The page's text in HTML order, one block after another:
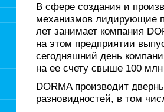
В сфере создания и
механизмов лидирующие
лет занимает компания
на этом предприятии
сегодняшний день
на ее счету свыше 100 млн
DORMA производит
разновидностей, в том